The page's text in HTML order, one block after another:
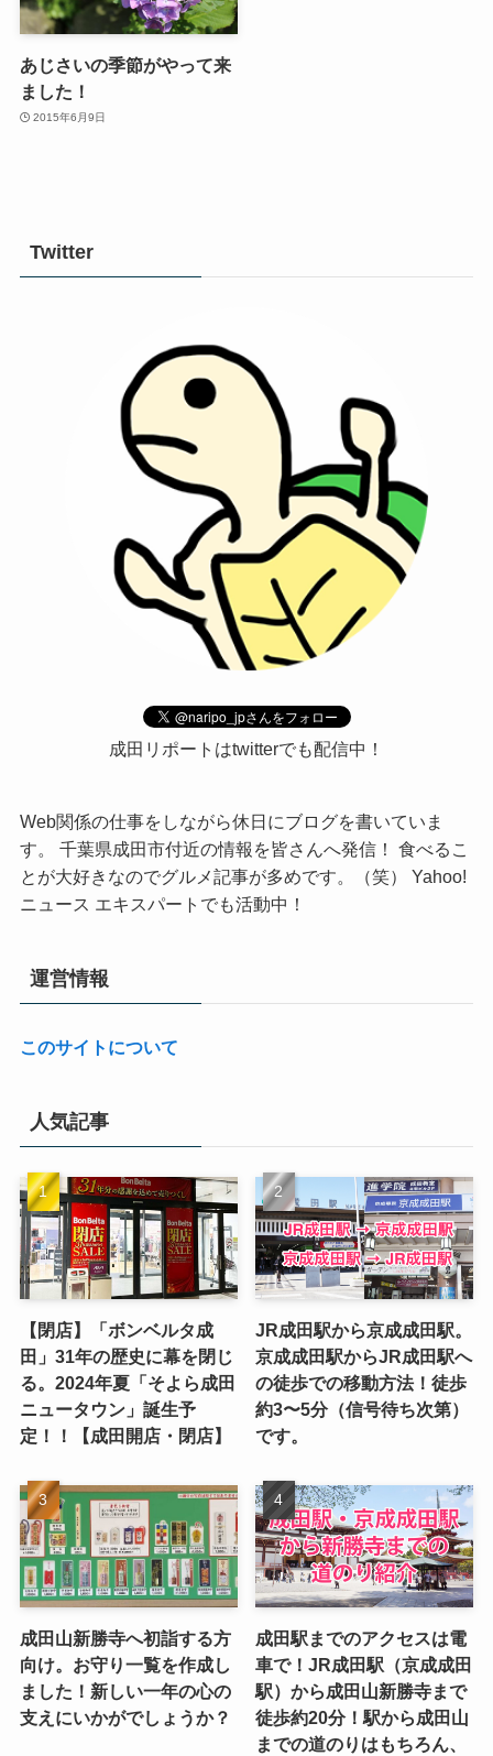
あじさいの季節がやって来
ました！
2015年6月9日
Twitter
成田リポートはtwitterでも配信中！
Web関係の仕事をしながら休日にブログを書いていま
す。 千葉県成田市付近の情報を皆さんへ発信！ 食べるこ
とが大好きなのでグルメ記事が多めです。（笑） Yahoo!
ニュース エキスパートでも活動中！
運営情報
このサイトについて
人気記事
【閉店】「ボンベルタ成
田」31年の歴史に幕を閉じ
る。2024年夏「そよら成田
ニュータウン」誕生予
定！！【成田開店・閉店】
JR成田駅から京成成田駅。
京成成田駅からJR成田駅へ
の徒歩での移動方法！徒歩
約3〜5分（信号待ち次第）
です。
成田山新勝寺へ初詣する方
向け。お守り一覧を作成し
ました！新しい一年の心の
支えにいかがでしょうか？
成田駅までのアクセスは電
車で！JR成田駅（京成成田
駅）から成田山新勝寺まで
徒歩約20分！駅から成田山
までの道のりはもちろん、